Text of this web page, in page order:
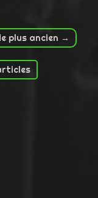
plus ancien →